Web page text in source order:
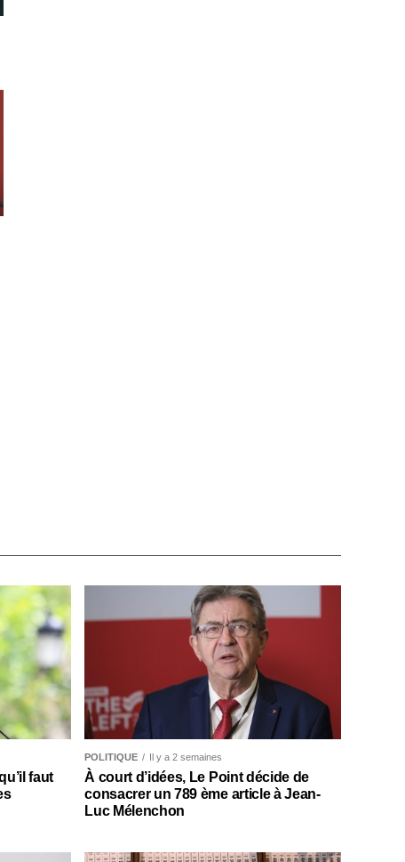
faut
POLITIQUE Il y a 2 semaines
À court d’idées, Le Point décide de
consacrer un 789 ème article à Jean-
Luc Mélenchon